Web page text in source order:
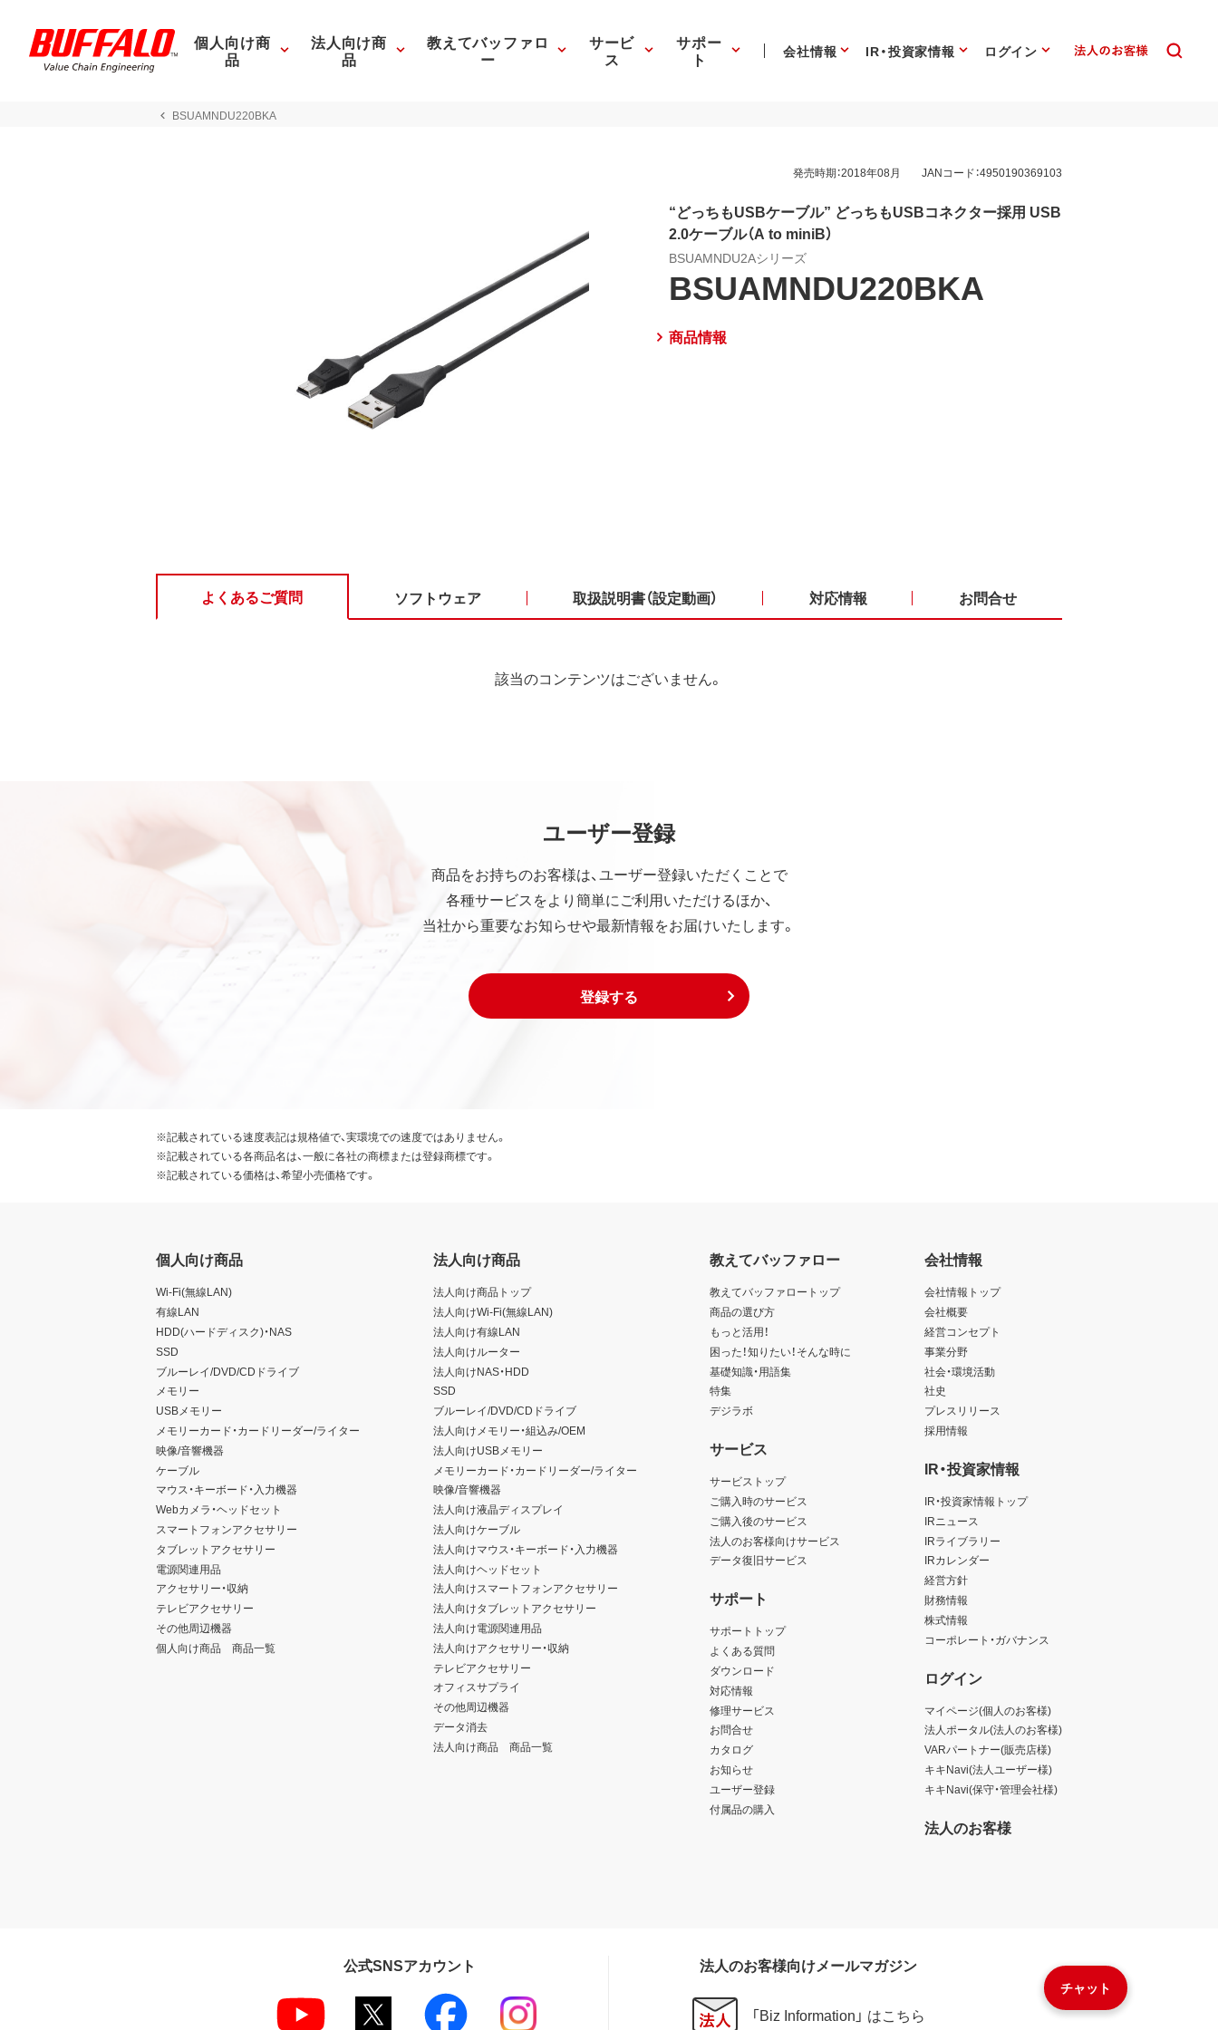
個人向け商
品
法人向け商
品
教えてバッファロ
ー
サービ
ス
サポー
ト 会社情報 IR・投資家情報 ログイン
BSUAMNDU220BKA
発売時期：2018年08月 JANコード：4950190369103
“どっちもUSBケーブル” どっちもUSBコネクター採用 USB
2.0ケーブル（A to miniB）
BSUAMNDU2Aシリーズ
BSUAMNDU220BKA
商品情報
よくあるご質問 ソフトウェア 取扱説明書（設定動画） 対応情報 お問合せ
該当のコンテンツはございません。
ユーザー登録
商品をお持ちのお客様は、ユーザー登録いただくことで
各種サービスをより簡単にご利用いただけるほか、
当社から重要なお知らせや最新情報をお届けいたします。
登録する
チャット
※記載されている速度表記は規格値で、実環境での速度ではありません。
※記載されている各商品名は、一般に各社の商標または登録商標です。
※記載されている価格は、希望小売価格です。
個人向け商品
Wi-Fi(無線LAN)
有線LAN
HDD(ハードディスク)・NAS
SSD
ブルーレイ/DVD/CDドライブ
メモリー
USBメモリー
メモリーカード・カードリーダー/ライター
映像/音響機器
ケーブル
マウス・キーボード・入力機器
Webカメラ・ヘッドセット
スマートフォンアクセサリー
タブレットアクセサリー
電源関連用品
アクセサリー・収納
テレビアクセサリー
その他周辺機器
個人向け商品 商品一覧
法人向け商品
法人向け商品トップ
法人向けWi-Fi(無線LAN)
法人向け有線LAN
法人向けルーター
法人向けNAS・HDD
SSD
ブルーレイ/DVD/CDドライブ
法人向けメモリー・組込み/OEM
法人向けUSBメモリー
メモリーカード・カードリーダー/ライター
映像/音響機器
法人向け液晶ディスプレイ
法人向けケーブル
法人向けマウス・キーボード・入力機器
法人向けヘッドセット
法人向けスマートフォンアクセサリー
法人向けタブレットアクセサリー
法人向け電源関連用品
法人向けアクセサリー・収納
テレビアクセサリー
オフィスサプライ
その他周辺機器
データ消去
法人向け商品 商品一覧
教えてバッファロー
教えてバッファロートップ
商品の選び方
もっと活用！
困った！知りたい！そんな時に
基礎知識・用語集
特集
デジラボ
サービス
サービストップ
ご購入時のサービス
ご購入後のサービス
法人のお客様向けサービス
データ復旧サービス
サポート
サポートトップ
よくある質問
ダウンロード
対応情報
修理サービス
お問合せ
カタログ
お知らせ
ユーザー登録
付属品の購入
会社情報
会社情報トップ
会社概要
経営コンセプト
事業分野
社会・環境活動
社史
プレスリリース
採用情報
IR・投資家情報
IR・投資家情報トップ
IRニュース
IRライブラリー
IRカレンダー
経営方針
財務情報
株式情報
コーポレート・ガバナンス
ログイン
マイページ(個人のお客様)
法人ポータル(法人のお客様)
VARパートナー(販売店様)
キキNavi(法人ユーザー様)
キキNavi(保守・管理会社様)
法人のお客様
公式SNSアカウント 法人のお客様向けメールマガジン
「Biz Information」 はこちら